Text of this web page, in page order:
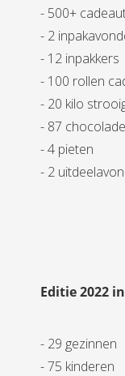
- 500+
- 2
- 12 inpakkers
- 100 rollen
- 20 kilo
- 87
- 4 pieten
- 2
Editie 2022
- 29 gezinnen
- 75 kinderen